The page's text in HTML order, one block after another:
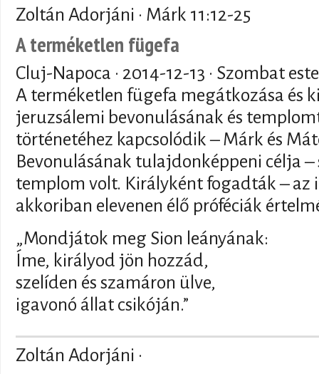
Zoltán Adorjáni · Márk 11:12-25
A terméketlen fügefa
Cluj-Napoca · 2014-12-13 · Szombat este
A terméketlen fügefa megátkozása és
jeruzsálemi bevonulásának és
történetéhez kapcsolódik – Márk és
Bevonulásának tulajdonképpeni célja –
templom volt. Királyként fogadták – az
akkoriban elevenen élő próféciák
„Mondjátok meg Sion leányának:
Íme, királyod jön hozzád,
szelíden és szamáron ülve,
igavonó állat csikóján.”
Zoltán Adorjáni ·